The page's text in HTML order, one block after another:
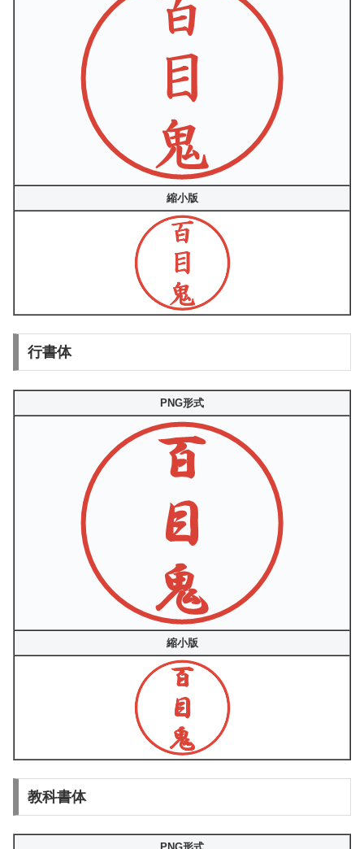
縮小版
行書体
PNG形式
縮小版
教科書体